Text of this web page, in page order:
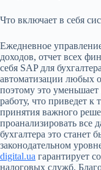
Что включает в себя
Ежедневное
доходов, отчет всех
себя SAP для
автоматизации любых
поэтому это
работу, что приведет
принятия важного
проанализировать все
бухгалтера это станет
законодательном
digital.ua гарантирует
налоговых служб.